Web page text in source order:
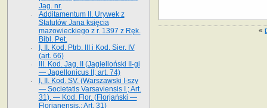
«
Jag. nr.
Additamentum II. Urywek z
Statutów Jana księcia
mazowieckiego z r. 1397 z Ręk.
Bibl. Pet.
I, II. Kod. Ptrb. III i Kod. Sier. IV
(art. 66)
III. Kod. Jag. II (Jagielloński II-gi
— Jagellonicus II; art. 74)
I, II. Kod. SV. (Warszawski I-szy
— Societatis Varsaviensis I.; Art.
31). — Kod. Flor. (Florjański —
Florianensis.; Art. 31)